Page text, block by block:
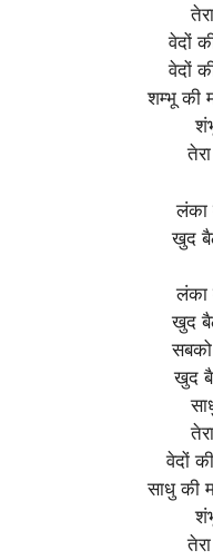
वेदों
वेदों
शम्भू की
लंका
खुद
लंका
खुद
सबको
खुद
वेदों
साधु की